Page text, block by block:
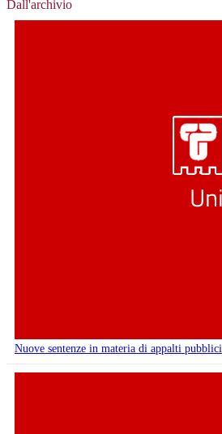
Dall'archivio
Nuove sentenze in materia di appalti pubblici